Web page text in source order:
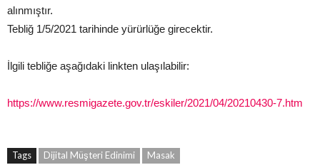
alınmıştır.
Tebliğ 1/5/2021 tarihinde yürürlüğe girecektir.
İlgili tebliğe aşağıdaki linkten ulaşılabilir:
https://www.resmigazete.gov.tr/eskiler/2021/04/20210430-7.htm
Tags Dijital Müşteri Edinimi Masak